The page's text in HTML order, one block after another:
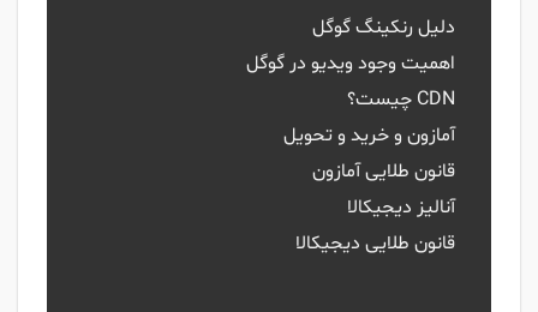
دلیل رنکینگ گوگل
اهمیت وجود ویدیو در گوگل
CDN چیست؟
آمازون و خرید و تحویل
قانون طلایی آمازون
آنالیز دیجیکالا
قانون طلایی دیجیکالا